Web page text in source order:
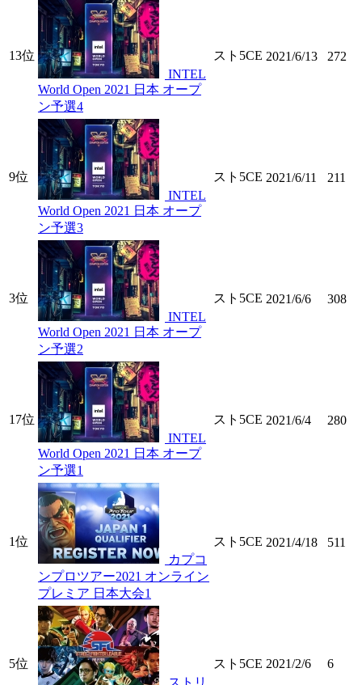
13位
INTEL
World Open 2021 日本 オープ
ン予選4
スト5CE 2021/6/13 272
9位
INTEL
World Open 2021 日本 オープ
ン予選3
スト5CE 2021/6/11 211
3位
INTEL
World Open 2021 日本 オープ
ン予選2
スト5CE 2021/6/6 308
17位
INTEL
World Open 2021 日本 オープ
ン予選1
スト5CE 2021/6/4 280
1位
カプコ
ンプロツアー2021 オンライン
プレミア 日本大会1
スト5CE 2021/4/18 511
5位
ストリ
スト5CE 2021/2/6 6